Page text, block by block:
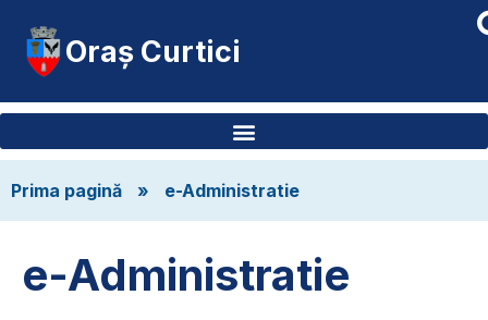
Oraș Curtici
Prima pagină » e-Administratie
e-Administratie